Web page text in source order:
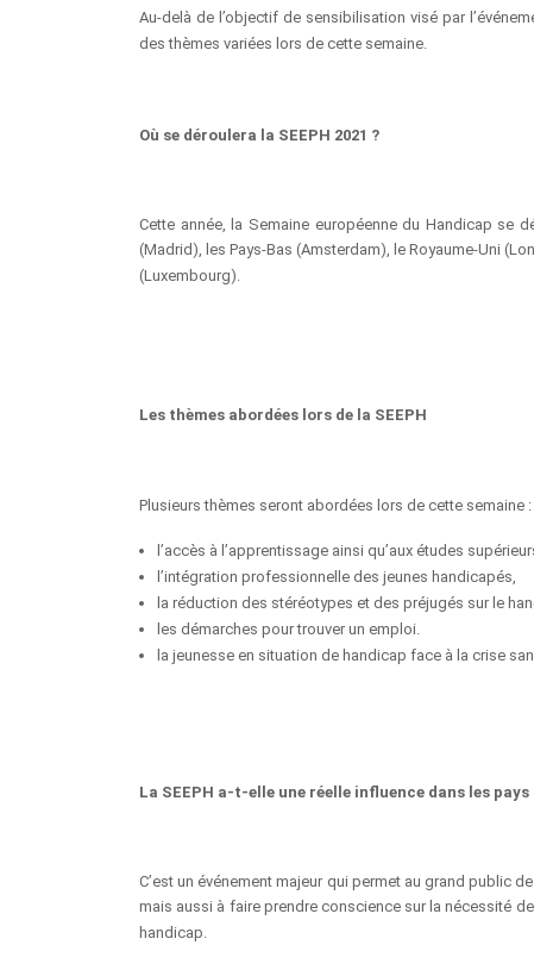
Au-delà de l’objectif de sensibilisation visé par
des thèmes variées lors de cette semaine.
Où se déroulera la SEEPH 2021 ?
Cette année, la Semaine européenne du Handicap se
(Madrid), les Pays-Bas (Amsterdam), le Royaume-Uni
(Luxembourg).
Les thèmes abordées lors de la SEEPH
Plusieurs thèmes seront abordées lors de cette semaine :
l’accès à l’apprentissage ainsi qu’aux études
l’intégration professionnelle des jeunes handicapés,
la réduction des stéréotypes et des préjugés sur le
les démarches pour trouver un emploi.
la jeunesse en situation de handicap face à la crise
La SEEPH a-t-elle une réelle influence dans les
C’est un événement majeur qui permet au grand public
mais aussi à faire prendre conscience sur la nécessité
handicap.